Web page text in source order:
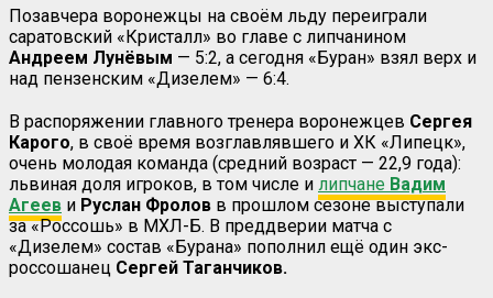
Позавчера воронежцы на своём льду переиграли
саратовский «Кристалл» во главе с липчанином
Андреем Лунёвым — 5:2, а сегодня «Буран» взял верх и
над пензенским «Дизелем» — 6:4.
В распоряжении главного тренера воронежцев Сергея
Карого, в своё время возглавлявшего и ХК «Липецк»,
очень молодая команда (средний возраст — 22,9 года):
львиная доля игроков, в том числе и липчане Вадим
Агеев и Руслан Фролов в прошлом сезоне выступали
за «Россошь» в МХЛ-Б. В преддверии матча с
«Дизелем» состав «Бурана» пополнил ещё один экс-
россошанец Сергей Таганчиков.